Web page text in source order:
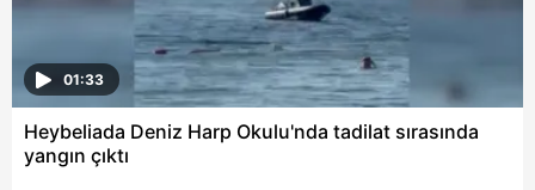
01:33
Heybeliada Deniz Harp Okulu'nda tadilat sırasında
yangın çıktı